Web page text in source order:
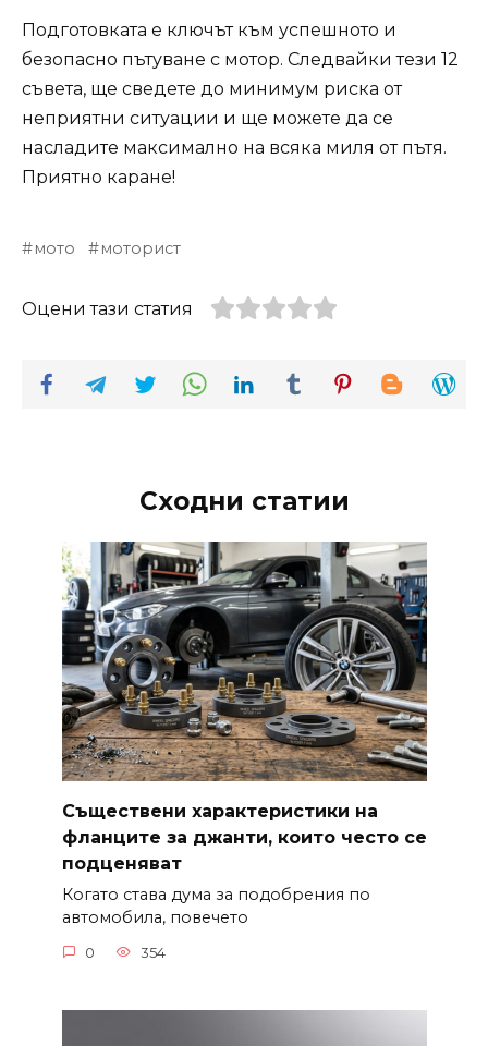
Подготовката е ключът към успешното и
безопасно пътуване с мотор. Следвайки тези 12
съвета, ще сведете до минимум риска от
неприятни ситуации и ще можете да се
насладите максимално на всяка миля от пътя.
Приятно каране!
мото моторист
Оцени тази статия
Сходни статии
Съществени характеристики на
фланците за джанти, които често се
подценяват
Когато става дума за подобрения по
автомобила, повечето
0 354